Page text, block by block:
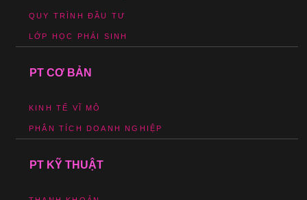
QUY TRÌNH ĐẦU TƯ
LỚP HỌC PHÁI SINH
PT CƠ BẢN
KINH TẾ VĨ MÔ
PHÂN TÍCH DOANH NGHIỆP
PT KỸ THUẬT